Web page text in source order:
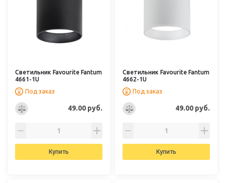
Светильник Favourite Fantum
4661-1U
Под заказ
49.00 руб.
Купить
Светильник Favourite Fantum
4662-1U
Под заказ
49.00 руб.
Купить